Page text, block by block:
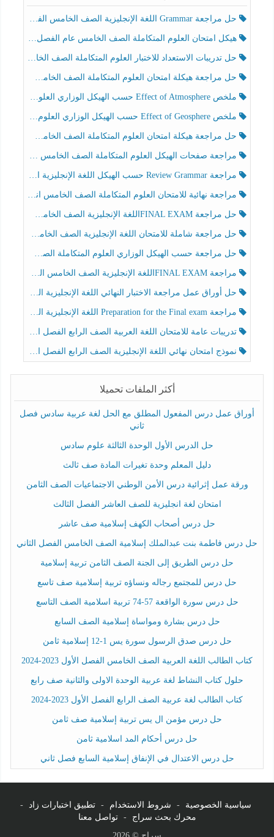
حل مراجعة Grammar اللغة الإنجليزية الصف الخامس الفصل الثالث
هيكل امتحان العلوم المتكاملة الصف الخامس عام الفصل الدراسي الثالث 2025-2026
حل تدريبات الاستعداد للاختبار العلوم المتكاملة الصف الخامس عام الفصل الثالث
حل مراجعة هيكلة امتحان العلوم المتكاملة الصف الخامس انسبير الفصل الثالث
ملخص Effect of Atmosphere حسب الهيكل الوزاري العلوم المتكاملة الصف الخامس انسبير الفصل الثالث
ملخص Effect of Geosphere حسب الهيكل الوزاري العلوم المتكاملة الصف الخامس انسبير الفصل الثالث
حل مراجعة هيكلة امتحان العلوم المتكاملة الصف الخامس عام الفصل الثالث
مراجعة صفحات الهيكل العلوم المتكاملة الصف الخامس انسبير الفصل الثالث
مراجعة Review Grammar حسب الهيكل اللغة الإنجليزية الصف الخامس الفصل الثالث
مراجعة نهائية للامتحان العلوم المتكاملة الصف الخامس انسبير الفصل الثالث
حل مراجعة FINAL EXAMاللغة الإنجليزية الصف الخامس الفصل الثالث
حل مراجعة شاملة للامتحان اللغة الإنجليزية الصف الخامس الفصل الثالث
حل مراجعة حسب الهيكل الوزاري العلوم المتكاملة الصف الخامس عام الفصل الثالث
مراجعة FINAL EXAMاللغة الإنجليزية الصف الخامس الفصل الثالث
حل أوراق عمل مراجعة الاختبار النهائي اللغة الإنجليزية الصف الرابع الفصل الثالث
مراجعة Preparation for the Final exam اللغة الإنجليزية الصف الرابع الفصل الثالث
تدريبات عامة للامتحان اللغة العربية الصف الرابع الفصل الثالث
نموذج امتحان نهائي اللغة الإنجليزية الصف الرابع الفصل الثالث
أكثر الملفات تحميلا
أوراق عمل درس المفعول المطلق مع الحل لغة عربية سادس فصل
ثاني
حل الدرس الأول الوحدة الثالثة علوم سادس
دليل المعلم وحدة تغيرات المادة صف ثالث
ورقة عمل إثرائية درس الأمن الوطني الاجتماعيات الصف الثامن
امتحان لغة انجليزية للصف العاشر الفصل الثالث
حل درس أصحاب الكهف إسلامية صف عاشر
حل درس فاطمة بنت عبدالملك إسلامية الصف الخامس الفصل الثاني
حل درس الطريق إلى الجنة الصف الثامن تربية إسلامية
حل درس للمجتمع رجاله ونساؤه تربية إسلامية صف تاسع
حل درس سورة الواقعة 57-74 تربية اسلامية الصف التاسع
حل درس بشارة ومواساة إسلامية الصف السابع
حل درس صدق الرسول سورة يس 1-12 إسلامية ثامن
كتاب الطالب اللغة العربية الصف الخامس الفصل الأول 2023-2024
حلول كتاب النشاط لغة عربية الوحدة الاولى والثانية صف رابع
كتاب الطالب لغة عربية الصف الرابع الفصل الأول 2023-2024
حل درس مؤمن ال يس تربية إسلامية صف ثامن
حل درس أحكام المد اسلامية ثامن
حل درس الاعتدال في الإنفاق إسلامية السابع فصل ثاني
سياسية الخصوصية - شروط الاستخدام - تطبيق اختبارات زاد
-
محرك بحث سراج
-
تواصل معنا